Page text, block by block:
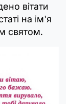
вітати
на ім'я
святом.